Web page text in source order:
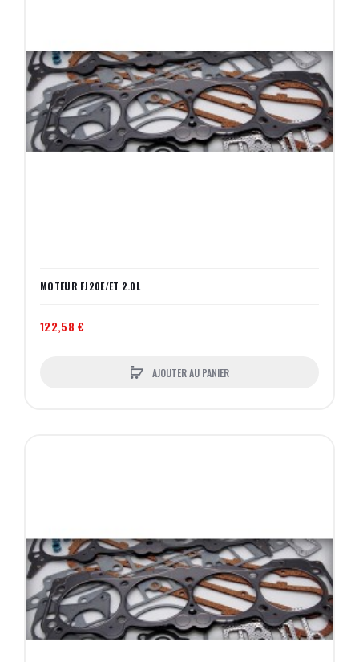
MOTEUR FJ20E/ET 2.0L
122,58 €
AJOUTER AU PANIER